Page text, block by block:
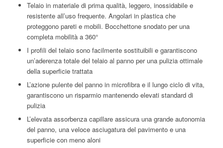
Telaio in materiale di prima qualità, leggero, inossidabile e
resistente all’uso frequente. Angolari in plastica che
proteggono pareti e mobili. Bocchettone snodato per una
completa mobilità a 360°
I profili del telaio sono facilmente sostituibili e garantiscono
un’aderenza totale del telaio al panno per una pulizia ottimale
della superficie trattata
L’azione pulente del panno in microfibra e il lungo ciclo di vita,
garantiscono un risparmio mantenendo elevati standard di
pulizia
L’elevata assorbenza capillare assicura una grande autonomia
del panno, una veloce asciugatura del pavimento e una
superficie con meno aloni